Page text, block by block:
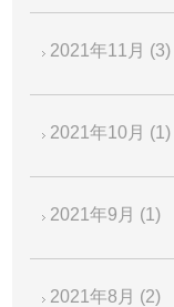
2021年11月 (3)
2021年10月 (1)
2021年9月 (1)
2021年8月 (2)